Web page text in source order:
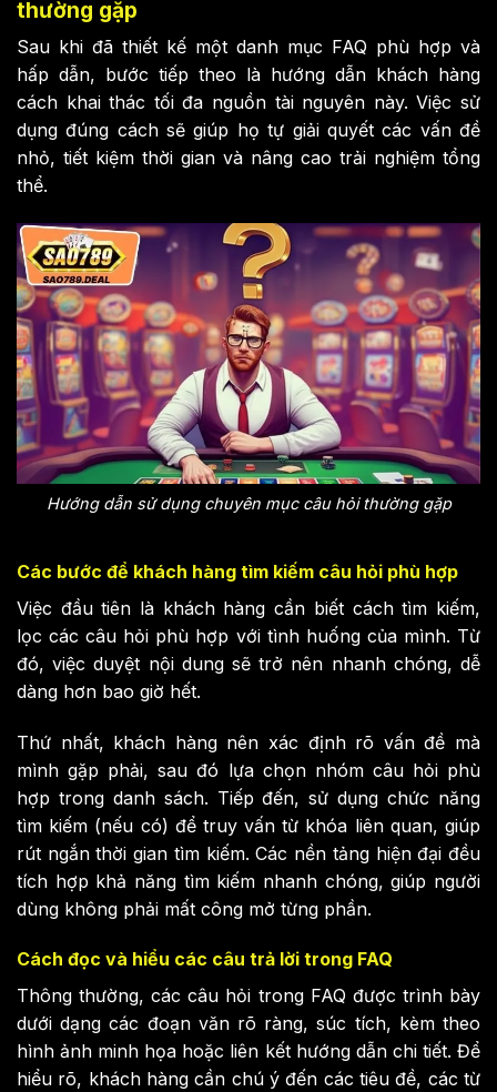
thường gặp
Sau khi đã thiết kế một danh mục FAQ phù hợp và
hấp dẫn, bước tiếp theo là hướng dẫn khách hàng
cách khai thác tối đa nguồn tài nguyên này. Việc sử
dụng đúng cách sẽ giúp họ tự giải quyết các vấn đề
nhỏ, tiết kiệm thời gian và nâng cao trải nghiệm tổng
thể.
Hướng dẫn sử dụng chuyên mục câu hỏi thường gặp
Các bước để khách hàng tìm kiếm câu hỏi phù hợp
Việc đầu tiên là khách hàng cần biết cách tìm kiếm,
lọc các câu hỏi phù hợp với tình huống của mình. Từ
đó, việc duyệt nội dung sẽ trở nên nhanh chóng, dễ
dàng hơn bao giờ hết.
Thứ nhất, khách hàng nên xác định rõ vấn đề mà
mình gặp phải, sau đó lựa chọn nhóm câu hỏi phù
hợp trong danh sách. Tiếp đến, sử dụng chức năng
tìm kiếm (nếu có) để truy vấn từ khóa liên quan, giúp
rút ngắn thời gian tìm kiếm. Các nền tảng hiện đại đều
tích hợp khả năng tìm kiếm nhanh chóng, giúp người
dùng không phải mất công mở từng phần.
Cách đọc và hiểu các câu trả lời trong FAQ
Thông thường, các câu hỏi trong FAQ được trình bày
dưới dạng các đoạn văn rõ ràng, súc tích, kèm theo
hình ảnh minh họa hoặc liên kết hướng dẫn chi tiết. Để
hiểu rõ, khách hàng cần chú ý đến các tiêu đề, các từ